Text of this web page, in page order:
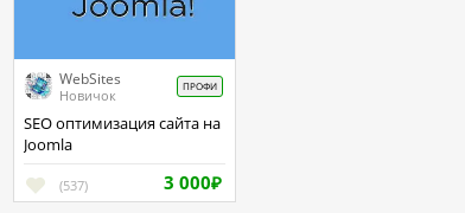
WebSites
Новичок
ПРОФИ
SEO оптимизация сайта на
Joomla
(537) 3 000₽